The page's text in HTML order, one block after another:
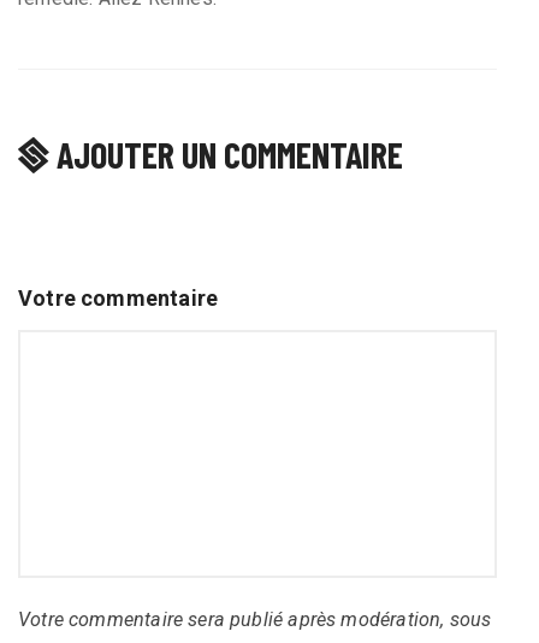
AJOUTER UN COMMENTAIRE
Votre commentaire
Votre commentaire sera publié après modération, sous